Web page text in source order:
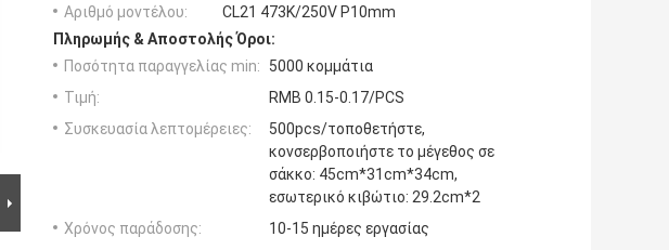
Αριθμό μοντέλου:
CL21 473K/250V P10mm
Πληρωμής & Αποστολής Όροι:
Ποσότητα παραγγελίας min:
5000 κομμάτια
Τιμή:
RMB 0.15-0.17/PCS
Συσκευασία λεπτομέρειες:
500pcs/τοποθετήστε,
κονσερβοποιήστε το μέγεθος σε
σάκκο: 45cm*31cm*34cm,
εσωτερικό κιβώτιο: 29.2cm*2
Χρόνος παράδοσης:
10-15 ημέρες εργασίας